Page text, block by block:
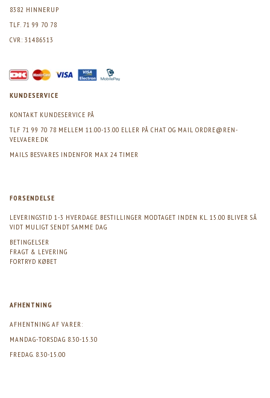
8382 HINNERUP
TLF. 71 99 70 78
CVR: 31486513
KUNDESERVICE
KONTAKT KUNDESERVICE PÅ
TLF 71 99 70 78 MELLEM 11.00-13.00 ELLER PÅ CHAT OG MAIL ORDRE@REN-
VELVAERE.DK
MAILS BESVARES INDENFOR MAX 24 TIMER
FORSENDELSE
LEVERINGSTID 1-3 HVERDAGE. BESTILLINGER MODTAGET INDEN KL. 15.00 BLIVER SÅ
VIDT MULIGT SENDT SAMME DAG
BETINGELSER
FRAGT & LEVERING
FORTRYD KØBET
AFHENTNING
AFHENTNING AF VARER:
MANDAG-TORSDAG 8.30-15.30
FREDAG. 8.30-15.00